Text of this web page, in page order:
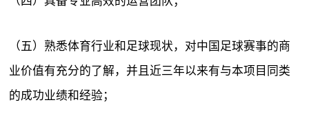
（五）熟悉体育行业和足球现状，对中国足球赛事的商
业价值有充分的了解，并且近三年以来有与本项目同类
的成功业绩和经验；